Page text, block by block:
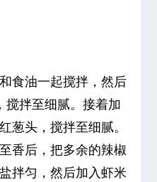
食油一起搅拌，然后
搅拌至细腻。接着加
葱头，搅拌至细腻。
香后，把多余的辣椒
拌匀，然后加入虾米